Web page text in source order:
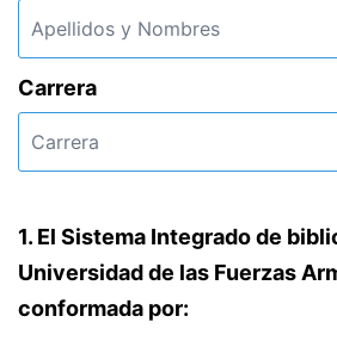
Carrera
1. El Sistema Integrado de
Universidad de las Fuerzas
conformada por: